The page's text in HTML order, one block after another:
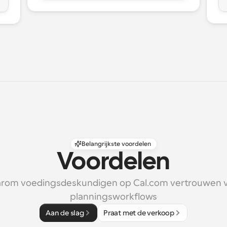
Belangrijkste voordelen
Voordelen
voedingsdeskundigen op Cal.com vertrouwen
planningsworkflows
Aan de slag Praat met de verkoop